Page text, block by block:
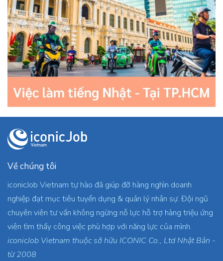
Về chúng tôi
iconicJob Vietnam tự hào đã giúp đỡ hàng nghìn doanh
nghiệp đạt mục tiêu tuyển dụng & quản lý nhân sự. Đội ngũ
chuyên viên tư vấn không ngừng nỗ lực hỗ trợ hàng triệu ứng
viên tìm thấy công việc phù hợp với năng lực của mình.
iconicJob Vietnam thuộc sở hữu ICONIC Co., Ltd Nhật Bản -
từ 2008